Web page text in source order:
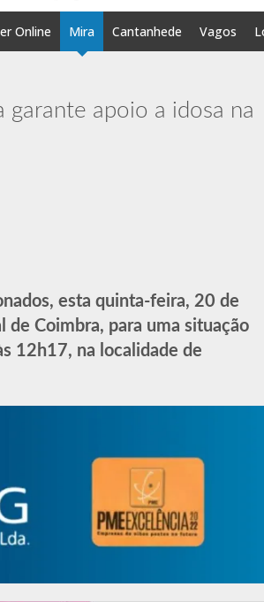
Online Mira Cantanhede Vagos
apoio a idosa na
esta quinta-feira, 20 de
de Coimbra, para uma situação
12h17, na localidade de